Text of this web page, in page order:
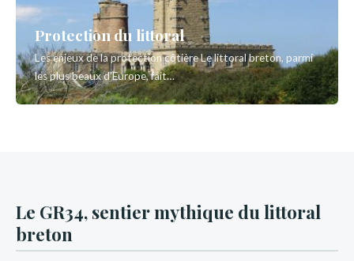
Protection du littoral
Les enjeux de la protection côtière Le littoral breton, parmi
les plus beaux d'Europe, fait…
Le GR34, sentier mythique du littoral
breton